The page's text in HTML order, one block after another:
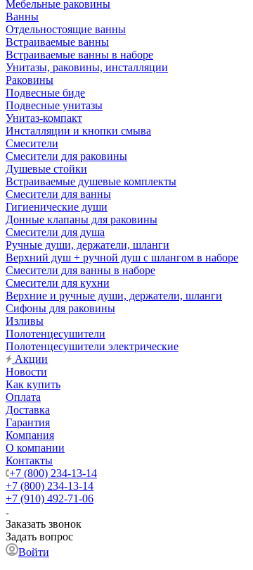
Мебельные раковины
Ванны
Отдельностоящие ванны
Встраиваемые ванны
Встраиваемые ванны в наборе
Унитазы, раковины, инсталляции
Раковины
Подвесные биде
Подвесные унитазы
Унитаз-компакт
Инсталляции и кнопки смыва
Смесители
Смесители для раковины
Душевые стойки
Встраиваемые душевые комплекты
Смесители для ванны
Гигиенические души
Донные клапаны для раковины
Смесители для душа
Ручные души, держатели, шланги
Верхний душ + ручной душ с шлангом в наборе
Смесители для ванны в наборе
Смесители для кухни
Верхние и ручные души, держатели, шланги
Сифоны для раковины
Изливы
Полотенцесушители
Полотенцесушители электрические
Акции
Новости
Как купить
Оплата
Доставка
Гарантия
Компания
О компании
Контакты
+7 (800) 234-13-14
+7 (800) 234-13-14
+7 (910) 492-71-06
Заказать звонок
Задать вопрос
Войти